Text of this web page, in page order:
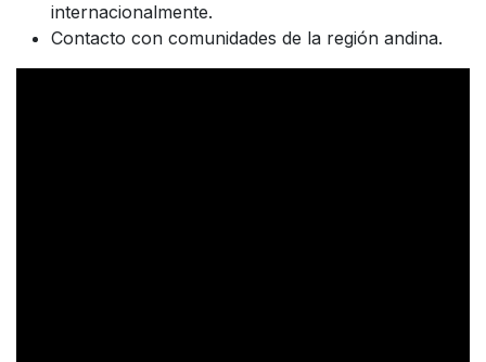
internacionalmente.
Contacto con comunidades de la región andina.